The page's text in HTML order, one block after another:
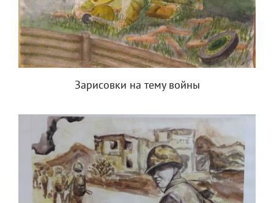
Зарисовки на тему войны